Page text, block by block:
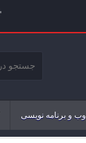
وب و برنامه نویسی